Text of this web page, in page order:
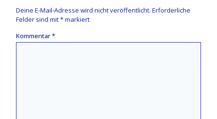
Deine E-Mail-Adresse wird nicht veröffentlicht. Erforderliche
Felder sind mit*markiert
Kommentar*